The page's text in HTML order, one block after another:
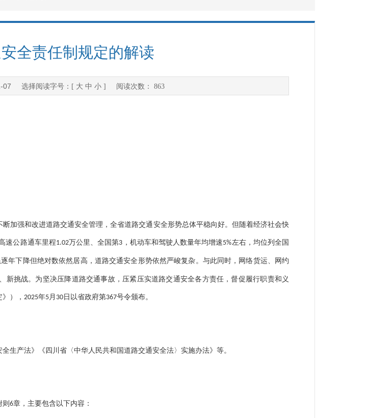
全责任制规定的解读
07 选择阅读字号：[ 大 中 小] 阅读次数： 863
加强和改进道路交通安全管理，全省道路交通安全形势总体平稳向好。但随着经济社会快
高速公路通车里程1.02万公里、全国第3 ，机动车和驾驶人数量年均增速5%左右，均位列全国
年下降但绝对数依然居高，道路交通安全形势依然严峻复杂。与此同时，网络货运、网约
挑战。为坚决压降道路交通事故，压紧压实道路交通安全各方责任，督促履行职责和义
）， 2025年5月 30 日以省政府第367号令颁布。
生产法》《四川省〈中华人民共和国道路交通安全法〉实施办法》等。
6章，主要包含以下内容：